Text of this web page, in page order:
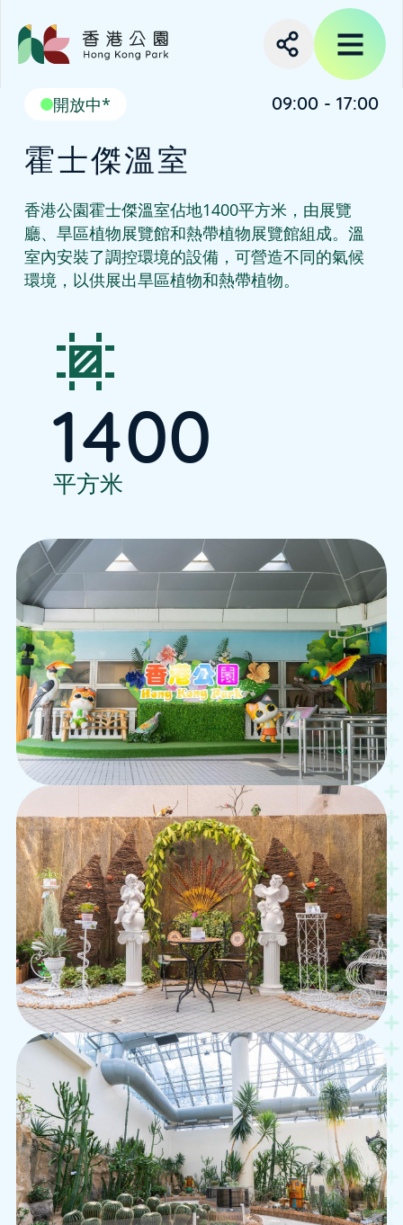
開放中* 09:00 - 17:00
霍士傑溫室
香港公園霍士傑溫室佔地1400平方米，由展覽
廳、旱區植物展覽館和熱帶植物展覽館組成。溫
室內安裝了調控環境的設備，可營造不同的氣候
環境，以供展出旱區植物和熱帶植物。
1400
平方米